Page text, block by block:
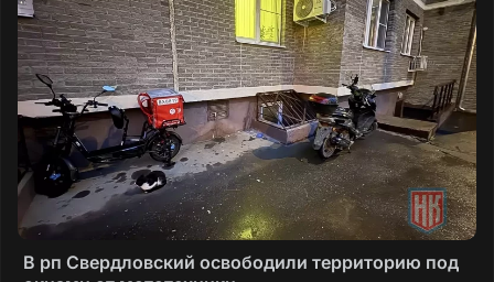
В рп Свердловский освободили территорию под